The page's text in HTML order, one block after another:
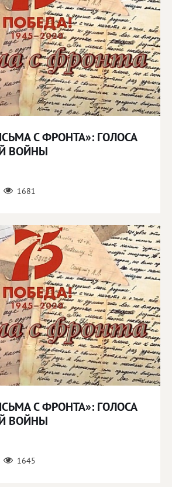
С ФРОНТА»: ГОЛОСА
ВОЙНЫ
1681
С ФРОНТА»: ГОЛОСА
ВОЙНЫ
1645